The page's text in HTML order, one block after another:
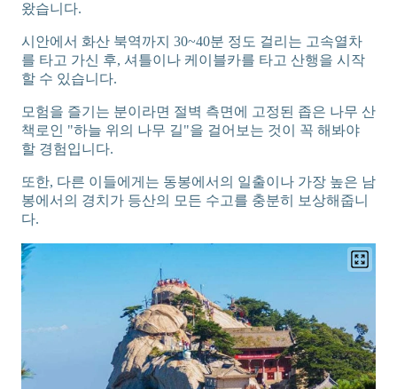
왔습니다.
시안에서 화산 북역까지 30~40분 정도 걸리는 고속열차
를 타고 가신 후, 셔틀이나 케이블카를 타고 산행을 시작
할 수 있습니다.
모험을 즐기는 분이라면 절벽 측면에 고정된 좁은 나무 산
책로인 "하늘 위의 나무 길"을 걸어보는 것이 꼭 해봐야
할 경험입니다.
또한, 다른 이들에게는 동봉에서의 일출이나 가장 높은 남
봉에서의 경치가 등산의 모든 수고를 충분히 보상해줍니
다.